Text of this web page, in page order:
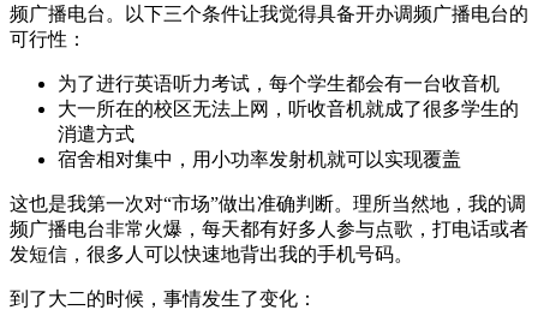
频广播电台。以下三个条件让我觉得具备开办调频广播电台的
可行性：
为了进行英语听力考试，每个学生都会有一台收音机
大一所在的校区无法上网，听收音机就成了很多学生的
消遣方式
宿舍相对集中，用小功率发射机就可以实现覆盖
这也是我第一次对“市场”做出准确判断。理所当然地，我的调
频广播电台非常火爆，每天都有好多人参与点歌，打电话或者
发短信，很多人可以快速地背出我的手机号码。
到了大二的时候，事情发生了变化：